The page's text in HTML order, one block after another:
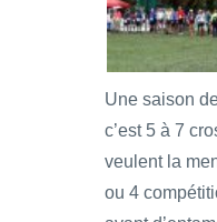
Une saison
c’est 5 à 7
veulent la
ou 4